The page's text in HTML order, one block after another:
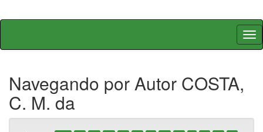
Skip
Navegando por Autor COSTA,
C. M. da